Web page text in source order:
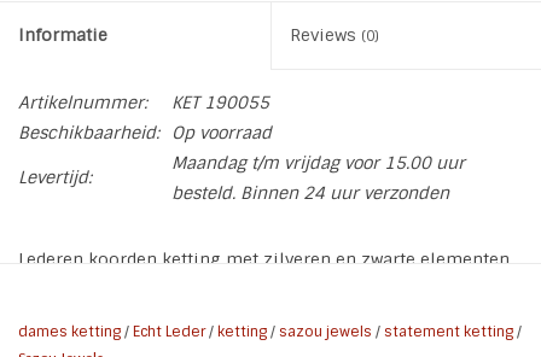
Informatie Reviews (0)
Artikelnummer:
KET 190055
Beschikbaarheid:
Op voorraad
Levertijd:
Maandag t/m vrijdag voor 15.00 uur
besteld. Binnen 24 uur verzonden
Lederen koorden ketting met zilveren en zwarte elementen
Handmade by Sazou Jewels
dames ketting/Echt Leder/ ketting/sazou jewels /statement ketting/